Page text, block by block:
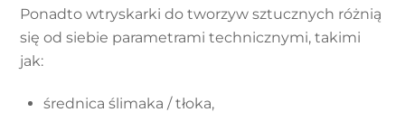
Ponadto wtryskarki do tworzyw sztucznych różnią
się od siebie parametrami technicznymi, takimi
jak:
średnica ślimaka / tłoka,